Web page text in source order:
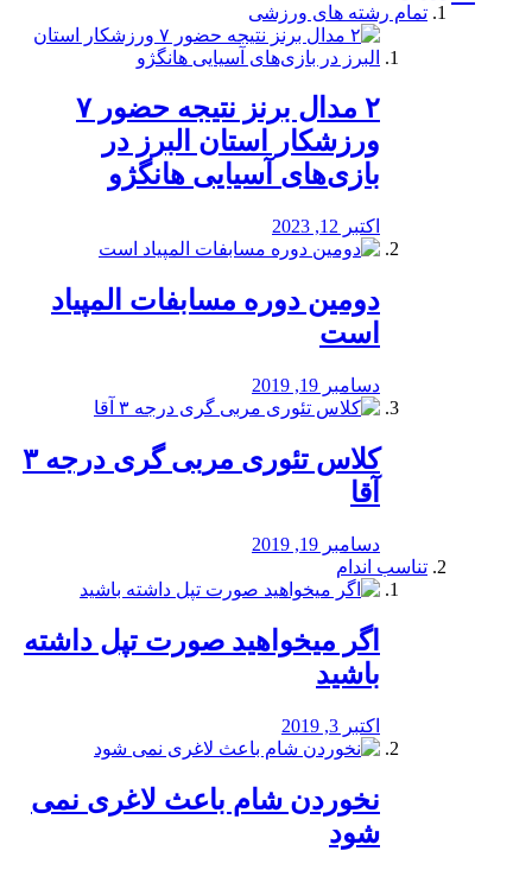
تمام رشته های ورزشی
۲ مدال برنز نتیجه حضور ۷
ورزشکار استان البرز در
بازی‌های آسیایی هانگژو
اکتبر 12, 2023
دومین دوره مسابفات المپیاد
است
دسامبر 19, 2019
کلاس تئوری مربی گری درجه ۳
آقا
دسامبر 19, 2019
تناسب اندام
اگر میخواهید صورت تپل داشته
باشید
اکتبر 3, 2019
نخوردن شام باعث لاغری نمی
‌شود